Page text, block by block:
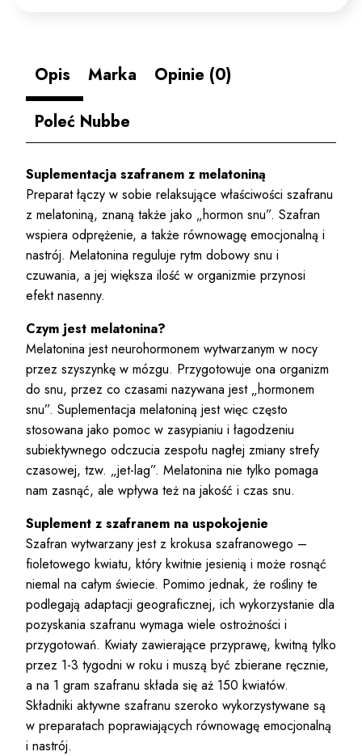
Opis Marka
Opinie (0)
Poleć Nubbe
Suplementacja szafranem z melatoniną
Preparat łączy w sobie relaksujące właściwości szafranu
z melatoniną, znaną także jako „hormon snu”. Szafran
wspiera odprężenie, a także równowagę emocjonalną i
nastrój. Melatonina reguluje rytm dobowy snu i
czuwania, a jej większa ilość w organizmie przynosi
efekt nasenny.
Czym jest melatonina?
Melatonina jest neurohormonem wytwarzanym w nocy
przez szyszynkę w mózgu. Przygotowuje ona organizm
do snu, przez co czasami nazywana jest „hormonem
snu”. Suplementacja melatoniną jest więc często
stosowana jako pomoc w zasypianiu i łagodzeniu
subiektywnego odczucia zespołu nagłej zmiany strefy
czasowej, tzw. „jet-lag”. Melatonina nie tylko pomaga
nam zasnąć, ale wpływa też na jakość i czas snu.
Suplement z szafranem na uspokojenie
Szafran wytwarzany jest z krokusa szafranowego –
fioletowego kwiatu, który kwitnie jesienią i może rosnąć
niemal na całym świecie. Pomimo jednak, że rośliny te
podlegają adaptacji geograficznej, ich wykorzystanie dla
pozyskania szafranu wymaga wiele ostrożności i
przygotowań. Kwiaty zawierające przyprawę, kwitną tylko
przez 1-3 tygodni w roku i muszą być zbierane ręcznie,
a na 1 gram szafranu składa się aż 150 kwiatów.
Składniki aktywne szafranu szeroko wykorzystywane są
w preparatach poprawiających równowagę emocjonalną
i nastrój.